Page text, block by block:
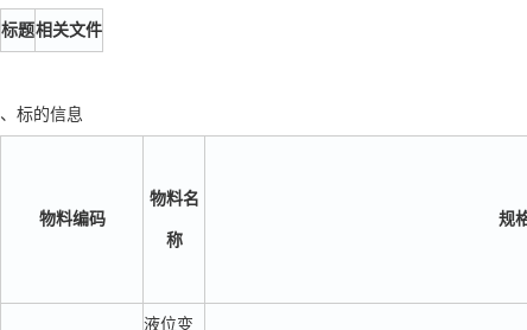
标题相关文件
、标的信息
物料编码
物料名
称
规
液位变